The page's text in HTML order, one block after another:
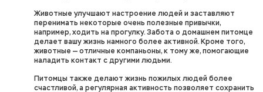
Животные улучшают настроение людей и заставляют
перенимать некоторые очень полезные привычки,
например, ходить на прогулку. Забота о домашнем питомце
делает вашу жизнь намного более активной. Кроме того,
животные — отличные компаньоны, к тому же, помогающие
наладить контакт с другими людьми.
Питомцы также делают жизнь пожилых людей более
счастливой, а регулярная активность позволяет сохранить